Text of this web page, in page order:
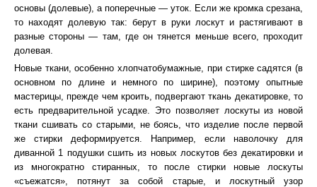
основы (долевые), а поперечные — уток. Если же кромка срезана,
то находят долевую так: берут в руки лоскут и растягивают в
разные стороны — там, где он тянется меньше всего, проходит
долевая.
Новые ткани, особенно хлопчатобумажные, при стирке садятся (в
основном по длине и немного по ширине), поэтому опытные
мастерицы, прежде чем кроить, подвергают ткань декатировке, то
есть предварительной усадке. Это позволяет лоскуты из новой
ткани сшивать со старыми, не боясь, что изделие после первой
же стирки деформируется. Например, если наволочку для
диванной 1 подушки сшить из новых лоскутов без декатировки и
из многократно стиранных, то после стирки новые лоскуты
«съежатся», потянут за собой старые, и лоскутный узор